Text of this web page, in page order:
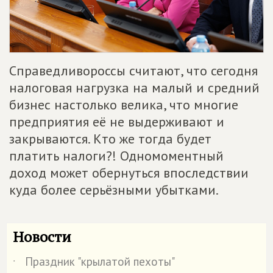
Справедливороссы считают, что сегодня
налоговая нагрузка на малый и средний
бизнес настолько велика, что многие
предприятия её не выдерживают и
закрываются. Кто же тогда будет
платить налоги?! Одномоментный
доход может обернуться впоследствии
куда более серьёзными убытками.
Новости
˙
Праздник "крылатой пехоты"